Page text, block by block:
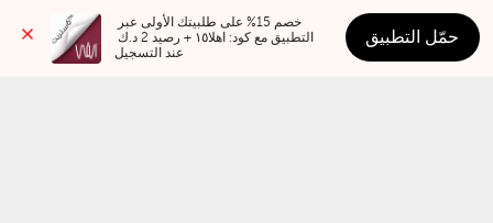
عند التسجيل
حمّل التطبيق